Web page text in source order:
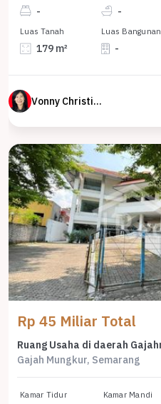
- -
Luas Tanah
179 m²
Luas Bangunan
-
Vonny Christina
Rp 45 Miliar Total
Gajah Mungkur, Semarang
Kamar Tidur Kamar Mandi